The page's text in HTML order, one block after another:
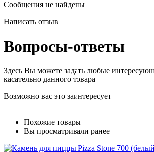
Сообщения не найдены
Написать отзыв
Вопросы-ответы
Здесь Вы можете задать любые
касательно данного товара
Возможно вас это заинтересует
Похожие товары
Вы просматривали ранее